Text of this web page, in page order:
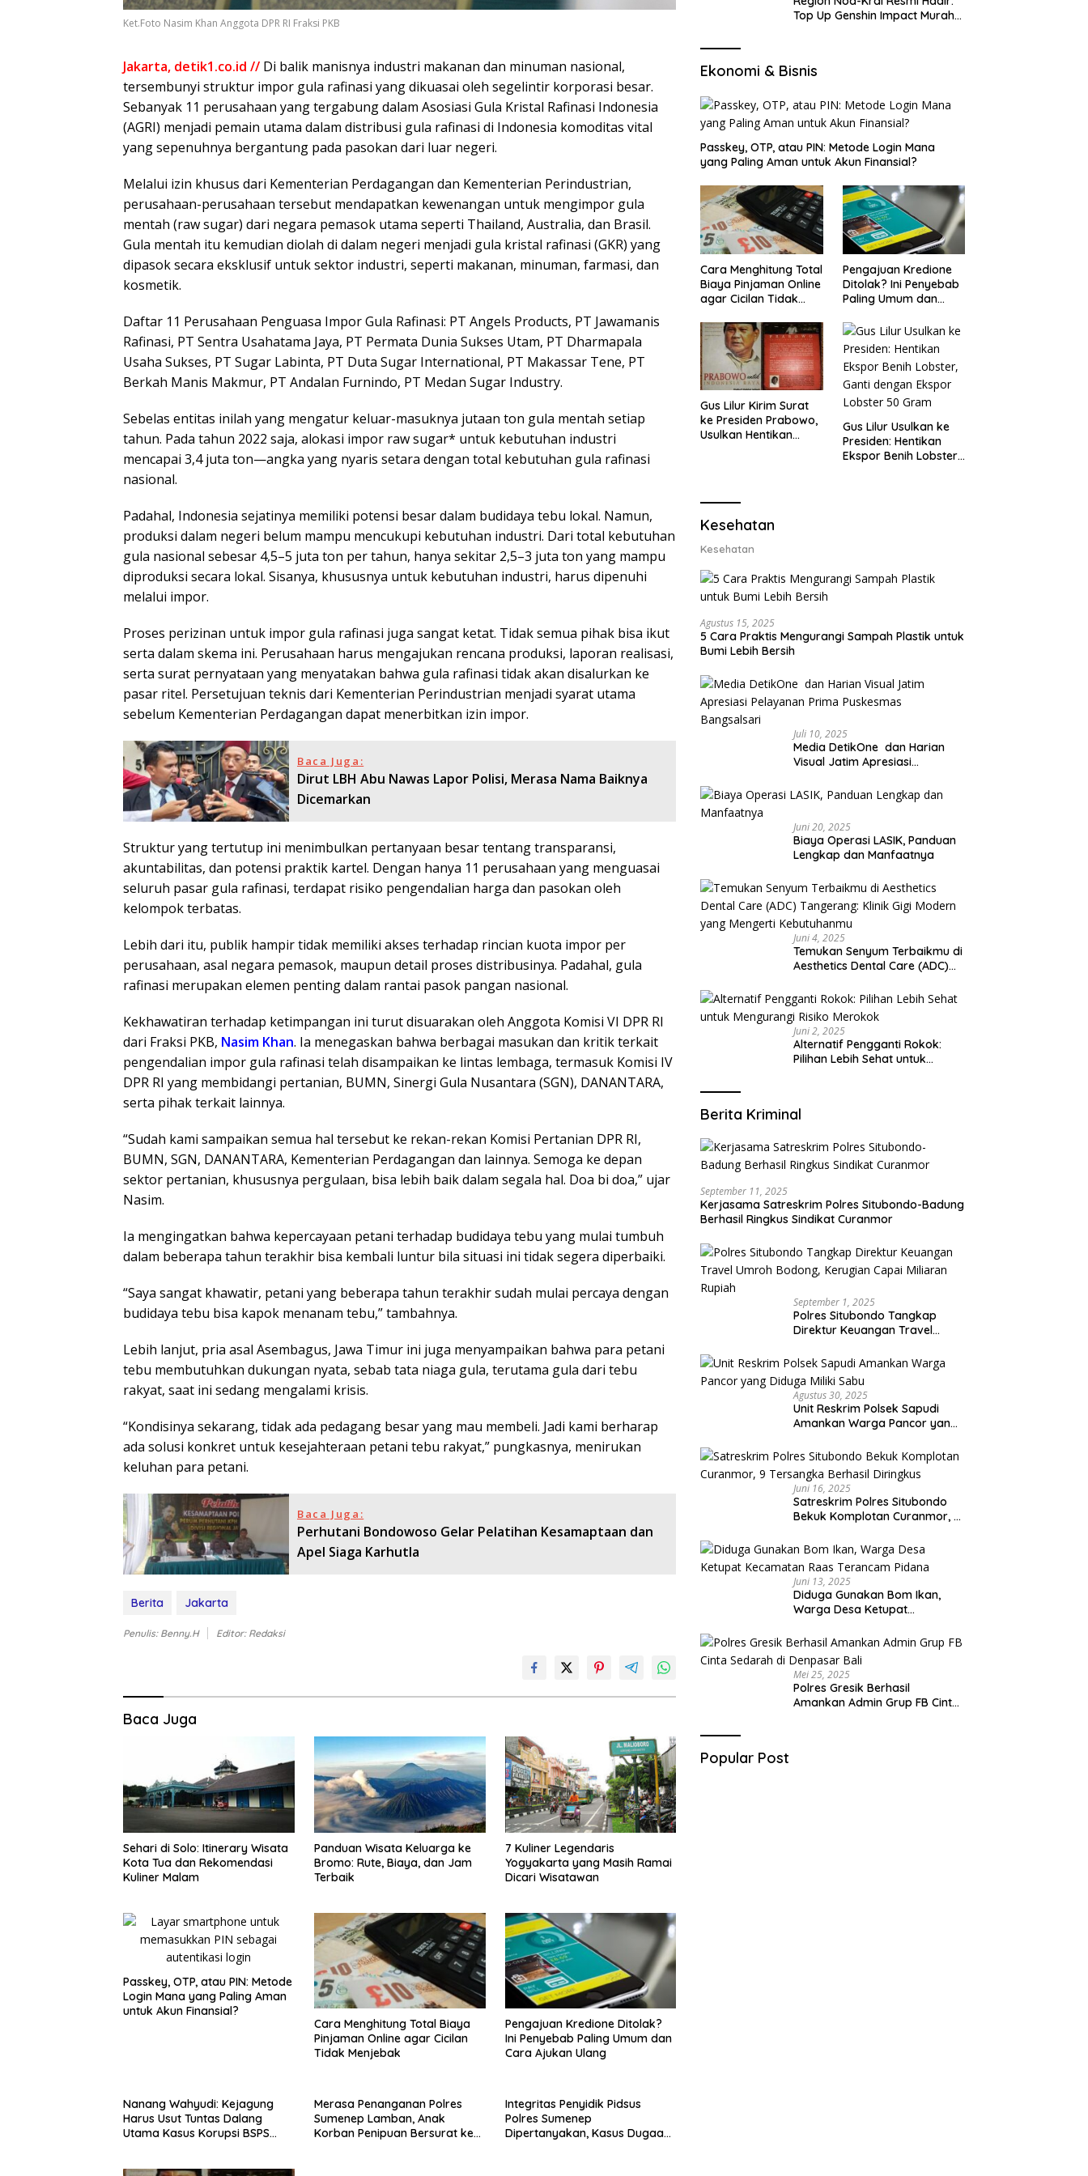
Ket.Foto Nasim Khan Anggota DPR RI Fraksi PKB
Jakarta, detik1.co.id // Di balik manisnya industri makanan dan minuman nasional,
tersembunyi struktur impor gula rafinasi yang dikuasai oleh segelintir korporasi besar.
Sebanyak 11 perusahaan yang tergabung dalam Asosiasi Gula Kristal Rafinasi Indonesia
(AGRI) menjadi pemain utama dalam distribusi gula rafinasi di Indonesia komoditas vital
yang sepenuhnya bergantung pada pasokan dari luar negeri.
Melalui izin khusus dari Kementerian Perdagangan dan Kementerian Perindustrian,
perusahaan-perusahaan tersebut mendapatkan kewenangan untuk mengimpor gula
mentah (raw sugar) dari negara pemasok utama seperti Thailand, Australia, dan Brasil.
Gula mentah itu kemudian diolah di dalam negeri menjadi gula kristal rafinasi (GKR) yang
dipasok secara eksklusif untuk sektor industri, seperti makanan, minuman, farmasi, dan
kosmetik.
Daftar 11 Perusahaan Penguasa Impor Gula Rafinasi: PT Angels Products, PT Jawamanis
Rafinasi, PT Sentra Usahatama Jaya, PT Permata Dunia Sukses Utam, PT Dharmapala
Usaha Sukses, PT Sugar Labinta, PT Duta Sugar International, PT Makassar Tene, PT
Berkah Manis Makmur, PT Andalan Furnindo, PT Medan Sugar Industry.
Sebelas entitas inilah yang mengatur keluar-masuknya jutaan ton gula mentah setiap
tahun. Pada tahun 2022 saja, alokasi impor raw sugar* untuk kebutuhan industri
mencapai 3,4 juta ton—angka yang nyaris setara dengan total kebutuhan gula rafinasi
nasional.
Padahal, Indonesia sejatinya memiliki potensi besar dalam budidaya tebu lokal. Namun,
produksi dalam negeri belum mampu mencukupi kebutuhan industri. Dari total kebutuhan
gula nasional sebesar 4,5–5 juta ton per tahun, hanya sekitar 2,5–3 juta ton yang mampu
diproduksi secara lokal. Sisanya, khususnya untuk kebutuhan industri, harus dipenuhi
melalui impor.
Proses perizinan untuk impor gula rafinasi juga sangat ketat. Tidak semua pihak bisa ikut
serta dalam skema ini. Perusahaan harus mengajukan rencana produksi, laporan realisasi,
serta surat pernyataan yang menyatakan bahwa gula rafinasi tidak akan disalurkan ke
pasar ritel. Persetujuan teknis dari Kementerian Perindustrian menjadi syarat utama
sebelum Kementerian Perdagangan dapat menerbitkan izin impor.
Baca Juga:
Dirut LBH Abu Nawas Lapor Polisi, Merasa Nama Baiknya
Dicemarkan
Struktur yang tertutup ini menimbulkan pertanyaan besar tentang transparansi,
akuntabilitas, dan potensi praktik kartel. Dengan hanya 11 perusahaan yang menguasai
seluruh pasar gula rafinasi, terdapat risiko pengendalian harga dan pasokan oleh
kelompok terbatas.
Lebih dari itu, publik hampir tidak memiliki akses terhadap rincian kuota impor per
perusahaan, asal negara pemasok, maupun detail proses distribusinya. Padahal, gula
rafinasi merupakan elemen penting dalam rantai pasok pangan nasional.
Kekhawatiran terhadap ketimpangan ini turut disuarakan oleh Anggota Komisi VI DPR RI
dari Fraksi PKB, Nasim Khan. Ia menegaskan bahwa berbagai masukan dan kritik terkait
pengendalian impor gula rafinasi telah disampaikan ke lintas lembaga, termasuk Komisi IV
DPR RI yang membidangi pertanian, BUMN, Sinergi Gula Nusantara (SGN), DANANTARA,
serta pihak terkait lainnya.
“Sudah kami sampaikan semua hal tersebut ke rekan-rekan Komisi Pertanian DPR RI,
BUMN, SGN, DANANTARA, Kementerian Perdagangan dan lainnya. Semoga ke depan
sektor pertanian, khususnya pergulaan, bisa lebih baik dalam segala hal. Doa bi doa,” ujar
Nasim.
Ia mengingatkan bahwa kepercayaan petani terhadap budidaya tebu yang mulai tumbuh
dalam beberapa tahun terakhir bisa kembali luntur bila situasi ini tidak segera diperbaiki.
“Saya sangat khawatir, petani yang beberapa tahun terakhir sudah mulai percaya dengan
budidaya tebu bisa kapok menanam tebu,” tambahnya.
Lebih lanjut, pria asal Asembagus, Jawa Timur ini juga menyampaikan bahwa para petani
tebu membutuhkan dukungan nyata, sebab tata niaga gula, terutama gula dari tebu
rakyat, saat ini sedang mengalami krisis.
“Kondisinya sekarang, tidak ada pedagang besar yang mau membeli. Jadi kami berharap
ada solusi konkret untuk kesejahteraan petani tebu rakyat,” pungkasnya, menirukan
keluhan para petani.
Baca Juga:
Perhutani Bondowoso Gelar Pelatihan Kesamaptaan dan
Apel Siaga Karhutla
Berita Jakarta
Penulis: Benny.H Editor: Redaksi
Baca Juga
Sehari di Solo: Itinerary Wisata
Kota Tua dan Rekomendasi
Kuliner Malam
Panduan Wisata Keluarga ke
Bromo: Rute, Biaya, dan Jam
Terbaik
7 Kuliner Legendaris
Yogyakarta yang Masih Ramai
Dicari Wisatawan
Passkey, OTP, atau PIN: Metode
Login Mana yang Paling Aman
untuk Akun Finansial?
Cara Menghitung Total Biaya
Pinjaman Online agar Cicilan
Tidak Menjebak
Pengajuan Kredione Ditolak?
Ini Penyebab Paling Umum dan
Cara Ajukan Ulang
Nanang Wahyudi: Kejagung
Harus Usut Tuntas Dalang
Utama Kasus Korupsi BSPS
Merasa Penanganan Polres
Sumenep Lamban, Anak
Korban Penipuan Bersurat ke
Integritas Penyidik Pidsus
Polres Sumenep
Dipertanyakan, Kasus Dugaan
Top Up Genshin Impact Murah
Ekonomi & Bisnis
Passkey, OTP, atau PIN: Metode Login Mana
yang Paling Aman untuk Akun Finansial?
Cara Menghitung Total
Biaya Pinjaman Online
agar Cicilan Tidak
Pengajuan Kredione
Ditolak? Ini Penyebab
Paling Umum dan
Gus Lilur Kirim Surat
ke Presiden Prabowo,
Usulkan Hentikan
Gus Lilur Usulkan ke
Presiden: Hentikan
Ekspor Benih Lobster,
Kesehatan
Kesehatan
Agustus 15, 2025
5 Cara Praktis Mengurangi Sampah Plastik untuk
Bumi Lebih Bersih
Juli 10, 2025
Media DetikOne dan Harian
Visual Jatim Apresiasi
Bangsalsari
Juni 20, 2025
Biaya Operasi LASIK, Panduan
Lengkap dan Manfaatnya
Juni 4, 2025
Temukan Senyum Terbaikmu di
Aesthetics Dental Care (ADC)
yang Mengerti Kebutuhanmu
Juni 2, 2025
Alternatif Pengganti Rokok:
Pilihan Lebih Sehat untuk
Berita Kriminal
September 11, 2025
Kerjasama Satreskrim Polres Situbondo-Badung
Berhasil Ringkus Sindikat Curanmor
September 1, 2025
Polres Situbondo Tangkap
Direktur Keuangan Travel
Capai Miliaran Rupiah
Agustus 30, 2025
Unit Reskrim Polsek Sapudi
Amankan Warga Pancor yang
Juni 16, 2025
Satreskrim Polres Situbondo
Bekuk Komplotan Curanmor, 9
Juni 13, 2025
Diduga Gunakan Bom Ikan,
Warga Desa Ketupat
Pidana
Mei 25, 2025
Polres Gresik Berhasil
Amankan Admin Grup FB Cinta
Popular Post